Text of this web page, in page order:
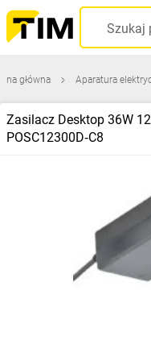
główna Aparatura
Zasilacz Desktop 36W
POSC12300D‑C8